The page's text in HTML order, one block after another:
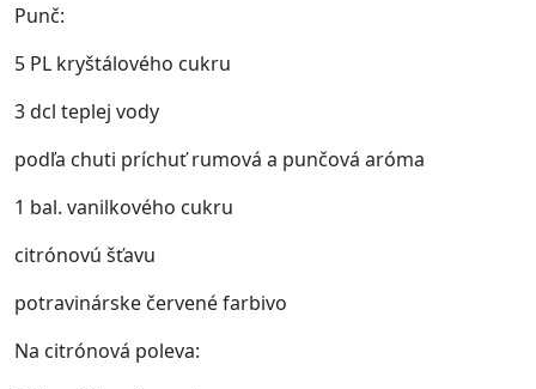
Punč:
5 PL kryštálového cukru
3 dcl teplej vody
podľa chuti príchuť rumová a punčová aróma
1 bal. vanilkového cukru
citrónovú šťavu
potravinárske červené farbivo
Na citrónová poleva: